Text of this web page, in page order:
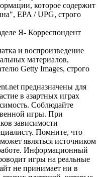
которое содержит
EPA / UPG, строго
Я- Корреспондент
и воспроизведение
материалов,
Getty Images, строго
предназначены для
в азартных играх
Соблюдайте
игры. При
зависимости
Помните, что
являться источником
Информационный
игры на реальные
не принимает ни в